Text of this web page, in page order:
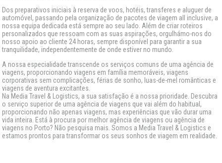
Dos preparativos iniciais à reserva de voos, hotéis, transferes e aluguer de
automóvel, passando pela organização de pacotes de viagem all inclusive, a
nossa equipa dedicada está sempre ao seu lado. Além de criar roteiros
personalizados que ressoam com as suas aspirações, orgulhámo-nos do
nosso apoio ao cliente 24 horas, sempre disponível para garantir a sua
tranquilidade, independentemente de onde estiver no mundo.
A nossa especialidade transcende os serviços comuns de uma agência de
viagens, proporcionando viagens em família memoráveis, viagens
corporativas sem complicações, férias de sonho, luas-de-mel românticas e
viagens de aventura excitantes.
Na Media Travel & Logistics, a sua satisfação é a nossa prioridade. Descubra
o serviço superior de uma agência de viagens que vai além do habitual,
proporcionando não apenas viagens, mas experiências que vão durar uma
vida inteira. Está à procura por melhor agência de viagens ou agência de
viagens no Porto? Não pesquisa mais. Somos a Media Travel & Logistics e
estamos prontos para transformar os seus sonhos de viagem em realidade.